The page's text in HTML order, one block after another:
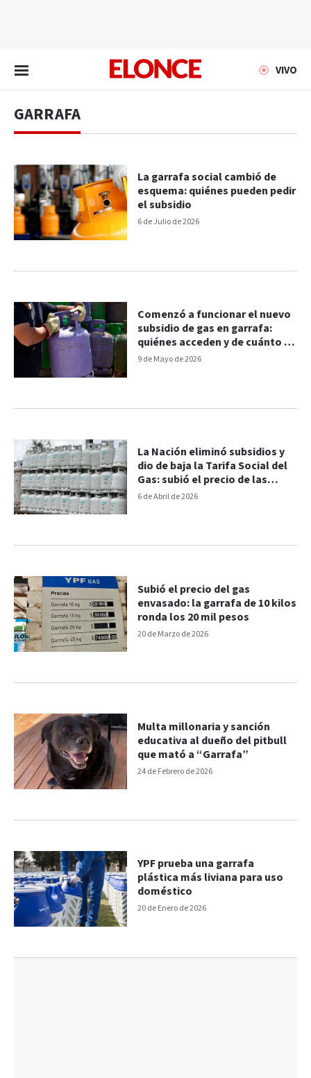
VIVO
GARRAFA
6 de Julio de 2026
La garrafa social cambió de
esquema: quiénes pueden pedir
el subsidio
9 de Mayo de 2026
Comenzó a funcionar el nuevo
subsidio de gas en garrafa:
quiénes acceden y de cuánto es
el reintegro
6 de Abril de 2026
La Nación eliminó subsidios y
dio de baja la Tarifa Social del
Gas: subió el precio de las
garrafas en Paraná
20 de Marzo de 2026
Subió el precio del gas
envasado: la garrafa de 10 kilos
ronda los 20 mil pesos
24 de Febrero de 2026
Multa millonaria y sanción
educativa al dueño del pitbull
que mató a “Garrafa”
20 de Enero de 2026
YPF prueba una garrafa
plástica más liviana para uso
doméstico